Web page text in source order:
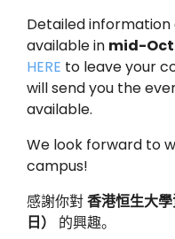
Detailed
available in mid-
HERE to leave your
will send you the
available.
We look forward to
campus!
感謝你對香港恒生大
日）
的興趣。